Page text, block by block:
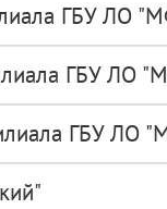
ГБУ ЛО
ГБУ ЛО
ГБУ ЛО